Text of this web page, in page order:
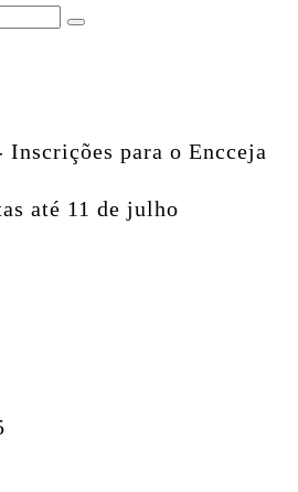
Inscrições para o Encceja
até 11 de julho